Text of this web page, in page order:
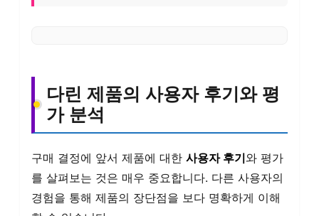
다린 제품의 사용자 후기와 평
가 분석
구매 결정에 앞서 제품에 대한 사용자 후기와 평가
를 살펴보는 것은 매우 중요합니다. 다른 사용자의
경험을 통해 제품의 장단점을 보다 명확하게 이해